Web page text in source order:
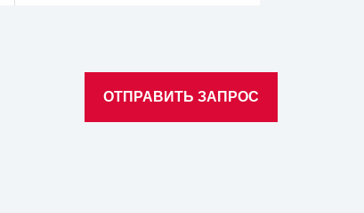
ОТПРАВИТЬ ЗАПРОС